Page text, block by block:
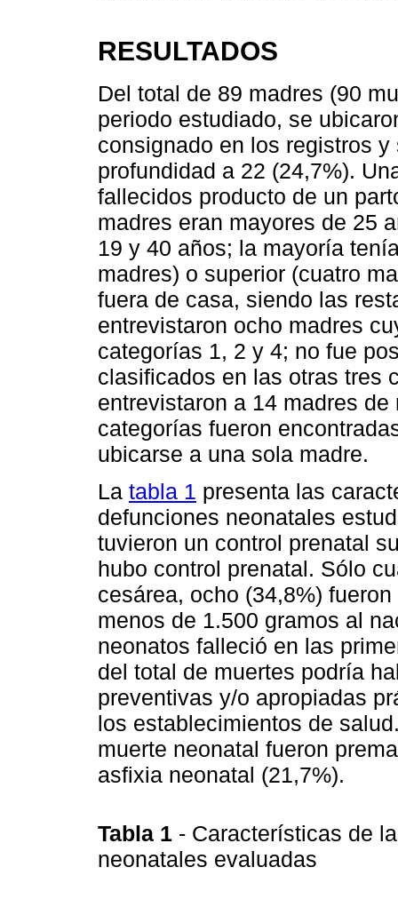
RESULTADOS
Del total de 89 madres (90
periodo estudiado, se
consignado en los registros
profundidad a 22 (24,7%).
fallecidos producto de un
madres eran mayores de 25
19 y 40 años; la mayoría
madres) o superior (cuatro
fuera de casa, siendo las
entrevistaron ocho madres
categorías 1, 2 y 4; no fue
clasificados en las otras tres
entrevistaron a 14 madres
categorías fueron
ubicarse a una sola madre.
La tabla 1 presenta las
defunciones neonatales
tuvieron un control prenatal
hubo control prenatal. Sólo
cesárea, ocho (34,8%)
menos de 1.500 gramos al
neonatos falleció en las
del total de muertes podría
preventivas y/o apropiadas
los establecimientos de
muerte neonatal fueron
asfixia neonatal (21,7%).
Tabla 1 - Características de
neonatales evaluadas